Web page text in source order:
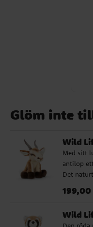
Glöm inte
Wild
Med sitt
antilop
Det
som
som till
Pris:
199,00
Wild